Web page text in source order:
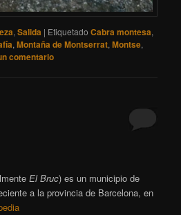
,Salida | Etiquetado Cabra montesa,
,Montaña de Montserrat,Montse,
comentario
El Bruc) es un municipio de
a la provincia de Barcelona, en